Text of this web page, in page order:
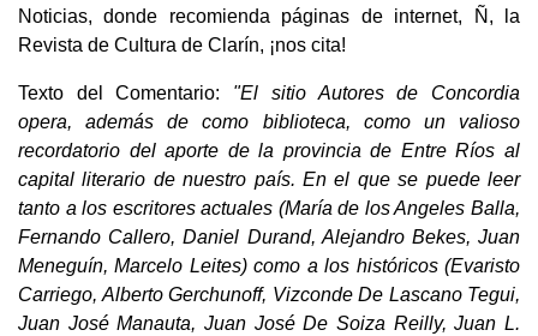
Noticias, donde recomienda páginas de internet, Ñ, la
Revista de Cultura de Clarín, ¡nos cita!
Texto del Comentario: "El sitio Autores de Concordia
opera, además de como biblioteca, como un valioso
recordatorio del aporte de la provincia de Entre Ríos al
capital literario de nuestro país. En el que se puede leer
tanto a los escritores actuales (María de los Angeles Balla,
Fernando Callero, Daniel Durand, Alejandro Bekes, Juan
Meneguín, Marcelo Leites) como a los históricos (Evaristo
Carriego, Alberto Gerchunoff, Vizconde De Lascano Tegui,
Juan José Manauta, Juan José De Soiza Reilly, Juan L.